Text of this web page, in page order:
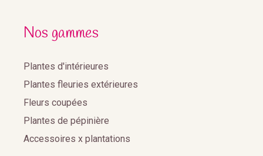
Nos gammes
Plantes d'intérieures
Plantes fleuries extérieures
Fleurs coupées
Plantes de pépinière
Accessoires x plantations